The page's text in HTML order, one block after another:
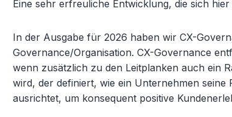
Eine sehr erfreuliche Entwicklung, die sich
In der Ausgabe für 2026 haben wir CX-
Governance/Organisation. CX-Governance
wenn zusätzlich zu den Leitplanken auch ein
wird, der definiert, wie ein Unternehmen
ausrichtet, um konsequent positive